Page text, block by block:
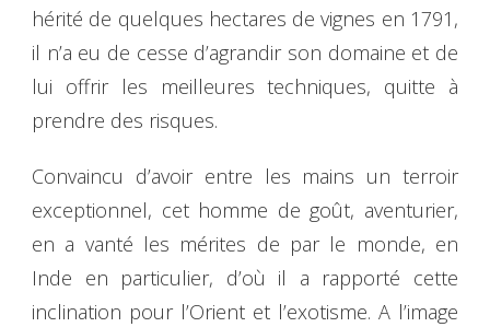
hérité de quelques hectares de vignes en 1791,
il n’a eu de cesse d’agrandir son domaine et de
lui offrir les meilleures techniques, quitte à
prendre des risques.
Convaincu d’avoir entre les mains un terroir
exceptionnel, cet homme de goût, aventurier,
en a vanté les mérites de par le monde, en
Inde en particulier, d’où il a rapporté cette
inclination pour l’Orient et l’exotisme. A l’image